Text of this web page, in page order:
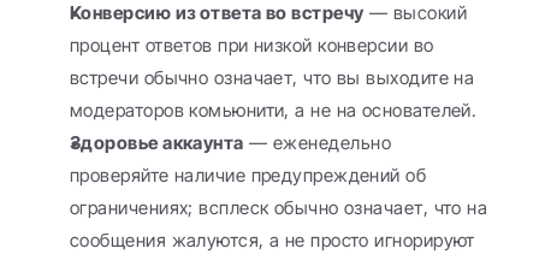
Конверсию из ответа во встречу — высокий
процент ответов при низкой конверсии во
встречи обычно означает, что вы выходите на
модераторов комьюнити, а не на основателей.
Здоровье аккаунта — еженедельно
проверяйте наличие предупреждений об
ограничениях; всплеск обычно означает, что на
сообщения жалуются, а не просто игнорируют